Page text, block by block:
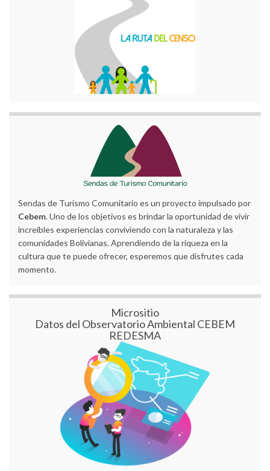
Sendas de Turismo Comunitario es un proyecto impulsado por
Cebem. Uno de los objetivos es brindar la oportunidad de vivir
increíbles experiencias conviviendo con la naturaleza y las
comunidades Bolivianas. Aprendiendo de la riqueza en la
cultura que te puede ofrecer, esperemos que disfrutes cada
momento.
Micrositio
Datos del Observatorio Ambiental CEBEM
REDESMA